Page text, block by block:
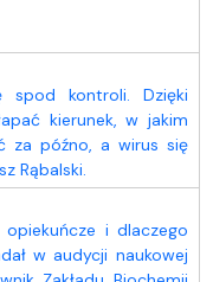
spod kontroli. Dzięki
kierunek, w jakim
za późno, a wirus się
Rąbalski.
opiekuńcze i dlaczego
w audycji naukowej